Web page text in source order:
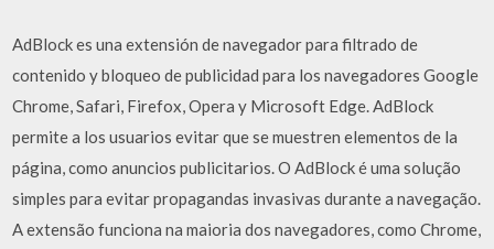
AdBlock es una extensión de navegador para filtrado de
contenido y bloqueo de publicidad para los navegadores Google
Chrome, Safari, Firefox, Opera y Microsoft Edge. AdBlock
permite a los usuarios evitar que se muestren elementos de la
página, como anuncios publicitarios. O AdBlock é uma solução
simples para evitar propagandas invasivas durante a navegação.
A extensão funciona na maioria dos navegadores, como Chrome,